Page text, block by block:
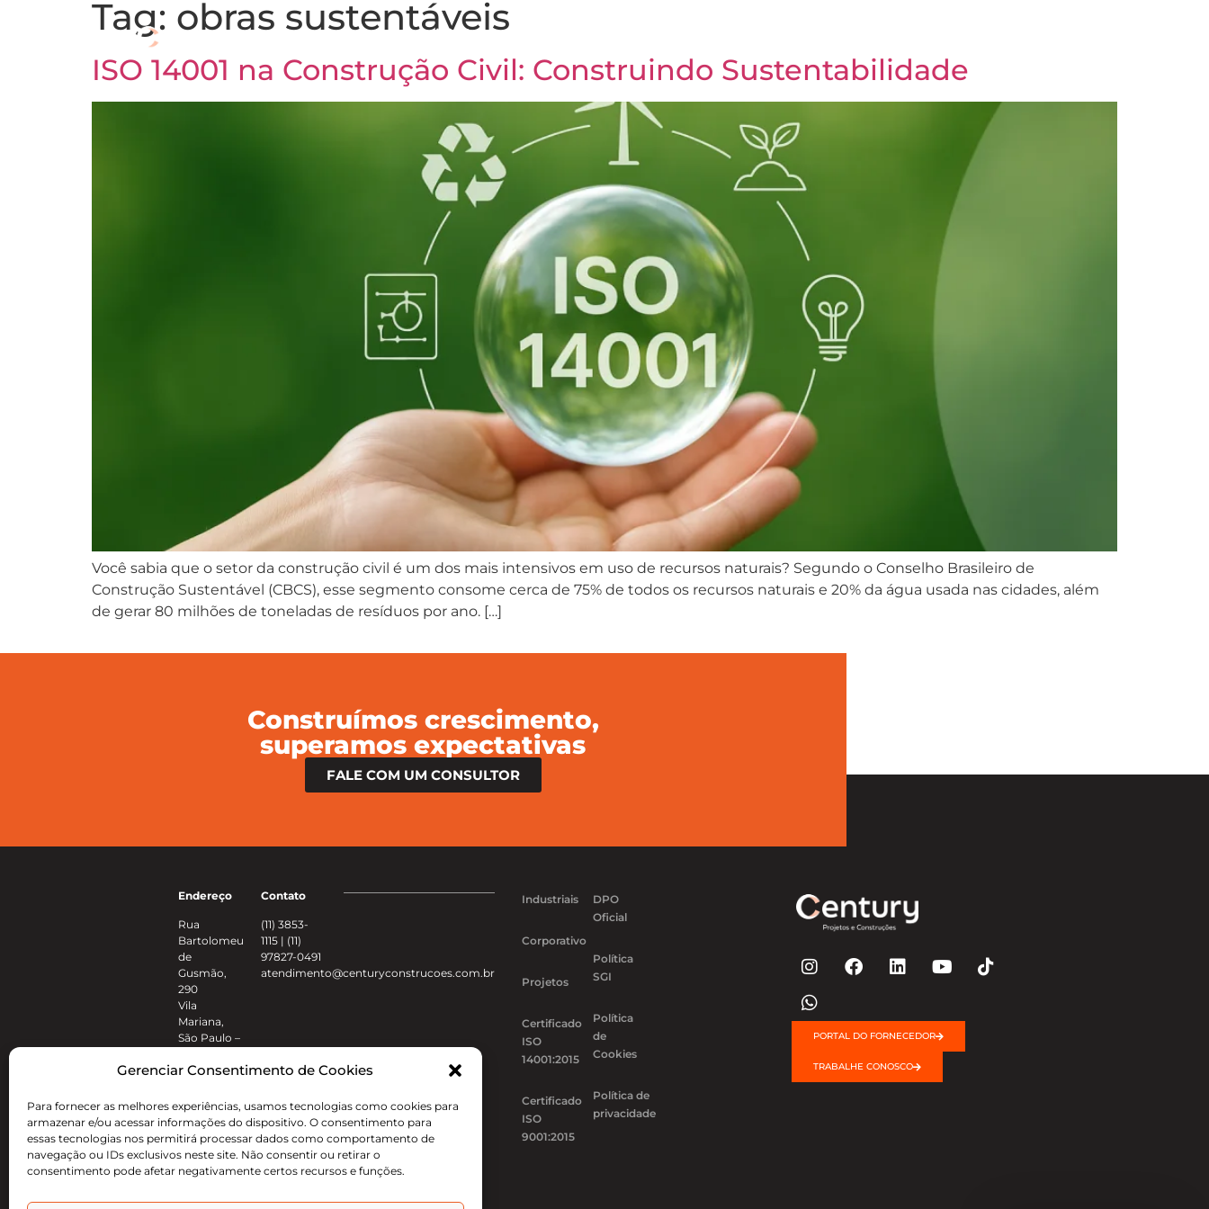
Gerenciar Consentimento de Cookies
Para fornecer as melhores experiências, usamos tecnologias como cookies para
armazenar e/ou acessar informações do dispositivo. O consentimento para
essas tecnologias nos permitirá processar dados como comportamento de
navegação ou IDs exclusivos neste site. Não consentir ou retirar o
consentimento pode afetar negativamente certos recursos e funções.
A Century
Tag: obras sustentáveis
ISO 14001 na Construção Civil: Construindo Sustentabilidade
Você sabia que o setor da construção civil é um dos mais intensivos em uso de recursos naturais? Segundo o Conselho Brasileiro de
Construção Sustentável (CBCS), esse segmento consome cerca de 75% de todos os recursos naturais e 20% da água usada nas cidades, além
de gerar 80 milhões de toneladas de resíduos por ano. […]
Construímos crescimento,
superamos expectativas
FALE COM UM CONSULTOR
Endereço
Rua
Bartolomeu
de
Gusmão,
290
Vila
Mariana,
São Paulo –
04111-020
Contato
(11) 3853-
1115 | (11)
97827-0491
atendimento@centuryconstrucoes.com.br
Industriais
Corporativo
Projetos
Certificado
ISO
14001:2015
Certificado
ISO
9001:2015
DPO
Oficial
Política
SGI
Política
de
Cookies
Política de
privacidade
PORTAL DO FORNECEDOR
TRABALHE CONOSCO